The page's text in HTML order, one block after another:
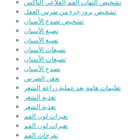
تشخيص التهاب الفم القلاعي الناكس
تشخيص بروز جزء من ضرس العقل
تشخيص تصدع الأسنان
تصبغ الأسنان
تصبغ الأسنان
تصبغات الأسنان
تصبغات الأسنان
تصدع الأسنان
تعفن الضرس
تعليمات هامة بعد عملية زراعة الشعر
تغذية الشعر
تغذية الشعر
تغيرات لون الفم
تغيرات لون الفم
تقرحات الفم